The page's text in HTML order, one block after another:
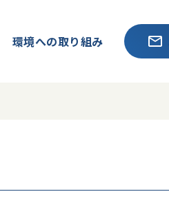
環境への取り組み